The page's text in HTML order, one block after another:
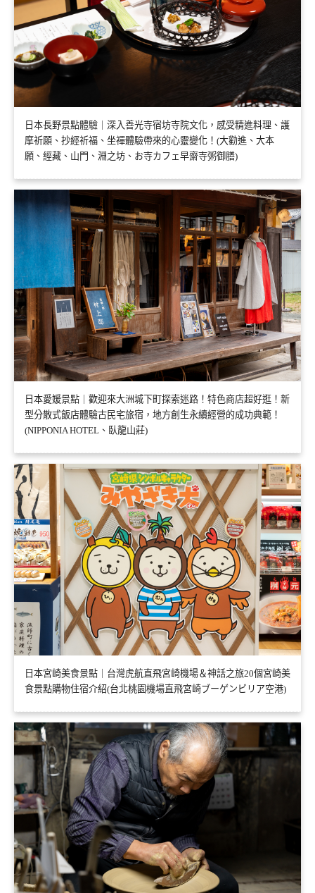
日本長野景點體驗｜深入善光寺宿坊寺院文化，感受精進料理、護
摩祈願、抄經祈福、坐禪體驗帶來的心靈變化！(大勸進、大本
願、經藏、山門、淵之坊、お寺カフェ早齋寺粥御膳)
日本愛媛景點｜歡迎來大洲城下町探索迷路！特色商店超好逛！新
型分散式飯店體驗古民宅旅宿，地方創生永續經營的成功典範！
(NIPPONIA HOTEL、臥龍山莊)
日本宮崎美食景點｜台灣虎航直飛宮崎機場＆神話之旅20個宮崎美
食景點購物住宿介紹(台北桃園機場直飛宮崎ブーゲンビリア空港)